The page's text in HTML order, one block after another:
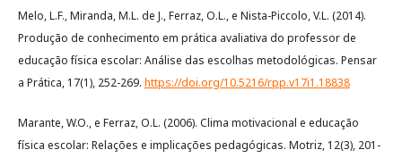
Melo, L.F., Miranda, M.L. de J., Ferraz, O.L., e Nista-Piccolo, V.L. (2014).
Produção de conhecimento em prática avaliativa do professor de
educação física escolar: Análise das escolhas metodológicas. Pensar
a Prática, 17(1), 252-269. https://doi.org/10.5216/rpp.v17i1.18838
Marante, W.O., e Ferraz, O.L. (2006). Clima motivacional e educação
física escolar: Relações e implicações pedagógicas. Motriz, 12(3), 201-